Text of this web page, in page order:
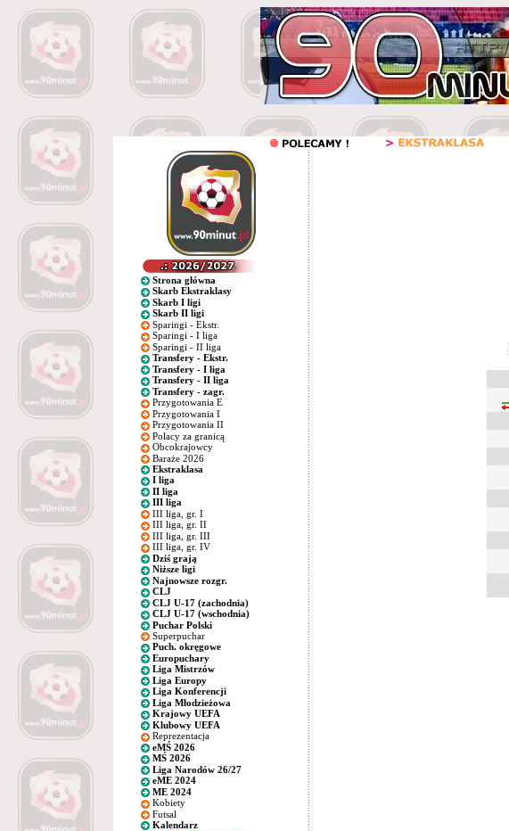
Strona główna
Skarb Ekstraklasy
Skarb I ligi
Skarb II ligi
Sparingi - Ekstr.
Sparingi - I liga
Sparingi - II liga
Transfery - Ekstr.
Transfery - I liga
Transfery - II liga
Transfery - zagr.
Przygotowania E
Przygotowania I
Przygotowania II
Polacy za granicą
Obcokrajowcy
Baraże 2026
Ekstraklasa
I liga
II liga
III liga
III liga, gr. I
III liga, gr. II
III liga, gr. III
III liga, gr. IV
Dziś grają
Niższe ligi
Najnowsze rozgr.
CLJ
CLJ U-17 (zachodnia)
CLJ U-17 (wschodnia)
Puchar Polski
Superpuchar
Puch. okręgowe
Europuchary
Liga Mistrzów
Liga Europy
Liga Konferencji
Liga Młodzieżowa
Krajowy UEFA
Klubowy UEFA
Reprezentacja
eMŚ 2026
MŚ 2026
Liga Narodów 26/27
eME 2024
ME 2024
Kobiety
Futsal
Kalendarz